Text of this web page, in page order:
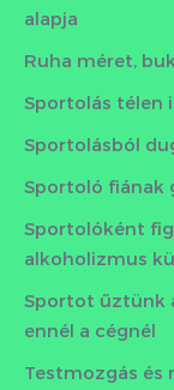
alapja
Ruha méret,
Sportolás télen
Sportolásból
Sportoló fiának
Sportolóként
alkoholizmus
Sportot űztünk
ennél a cégnél
Testmozgás és